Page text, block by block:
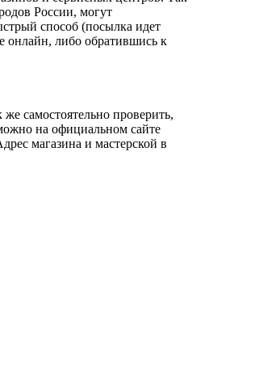
России, могут
способ (посылка идет
онлайн, либо обратившись к
самостоятельно проверить,
на официальном сайте
магазина и мастерской в